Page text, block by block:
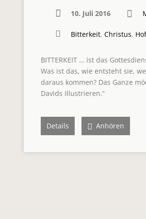
10. Juli 2016
Bitterkeit, Christus,
BITTERKEIT … ist das
Was ist das, wie entsteht sie,
daraus kommen? Das Ganze
Davids Illustrieren.“
Details Anhören